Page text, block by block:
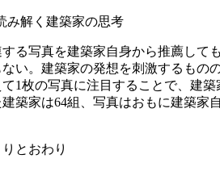
み解く建築家の思考
る写真を建築家自身から推薦して
い。建築家の発想を刺激するも
1枚の写真に注目することで、建
築家は64組、写真はおもに建築家
とおわり